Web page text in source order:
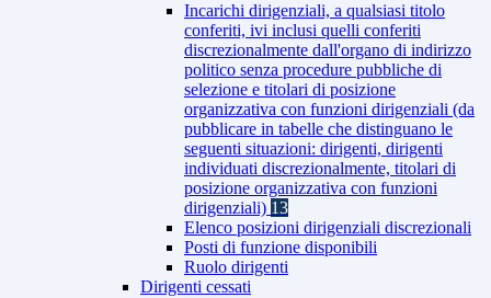
Incarichi dirigenziali, a qualsiasi titolo
conferiti, ivi inclusi quelli conferiti
discrezionalmente dall'organo di indirizzo
politico senza procedure pubbliche di
selezione e titolari di posizione
organizzativa con funzioni dirigenziali (da
pubblicare in tabelle che distinguano le
seguenti situazioni: dirigenti, dirigenti
individuati discrezionalmente, titolari di
posizione organizzativa con funzioni
dirigenziali) 13
Elenco posizioni dirigenziali discrezionali
Posti di funzione disponibili
Ruolo dirigenti
Dirigenti cessati